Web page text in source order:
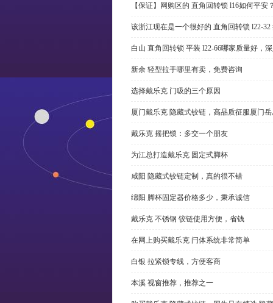
【保证】网购区的 直角回转锁 l16如何平安
该浙江现在是一个很好的 直角回转锁 l22-
白山 直角回转锁 平装 l22-66哪家质量好，
新余 轻型拉手哪里有卖，免费咨询
选择戴乐克 门吸的三个原因
厦门戴乐克 隐藏式铰链，高品质征服厦门
戴乐克 摇把锁：多交一个朋友
为江总打造戴乐克 固定式脚杯
咸阳 隐藏式铰链定制，真的很不错
绵阳 脚杯固定器价格多少，秉承诚信
戴乐克 不锈钢 铰链使用方便，省钱
在网上购买戴乐克 闩体系统非常简单
白银 拉紧锁专线，方便客商
本溪 视窗推荐，推荐之一